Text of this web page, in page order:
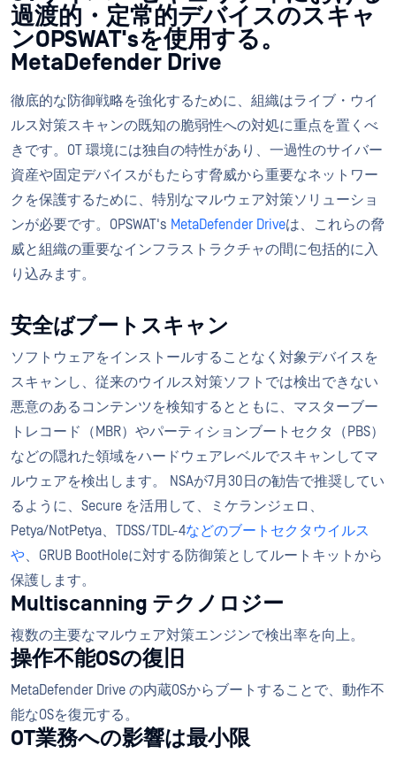
過渡的・定常的デバイスのスキャ
ンOPSWAT'sを使用する。
MetaDefender Drive
徹底的な防御戦略を強化するために、組織はライブ・ウイ
ルス対策スキャンの既知の脆弱性への対処に重点を置くべ
きです。OT 環境には独自の特性があり、一過性のサイバー
資産や固定デバイスがもたらす脅威から重要なネットワー
クを保護するために、特別なマルウェア対策ソリューショ
ンが必要です。OPSWAT's MetaDefender Driveは、これらの脅
威と組織の重要なインフラストラクチャの間に包括的に入
り込みます。
安全ばブートスキャン
ソフトウェアをインストールすることなく対象デバイスを
スキャンし、従来のウイルス対策ソフトでは検出できない
悪意のあるコンテンツを検知するとともに、マスターブー
トレコード（MBR）やパーティションブートセクタ（PBS）
などの隠れた領域をハードウェアレベルでスキャンしてマ
ルウェアを検出します。 NSAが7月30日の勧告で推奨してい
るように、Secure を活用して、ミケランジェロ、
Petya/NotPetya、TDSS/TDL-4などのブートセクタウイルス
や、GRUB BootHoleに対する防御策としてルートキットから
保護します。
Multiscanning テクノロジー
複数の主要なマルウェア対策エンジンで検出率を向上。
操作不能OSの復旧
MetaDefender Drive の内蔵OSからブートすることで、動作不
能なOSを復元する。
OT業務への影響は最小限